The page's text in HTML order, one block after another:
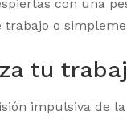
con una
o
tu
impulsiva de